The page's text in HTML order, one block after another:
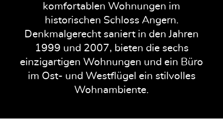
komfortablen Wohnungen im
historischen Schloss Angern.
Denkmalgerecht saniert in den Jahren
1999 und 2007, bieten die sechs
einzigartigen Wohnungen und ein Büro
im Ost- und Westflügel ein stilvolles
Wohnambiente.